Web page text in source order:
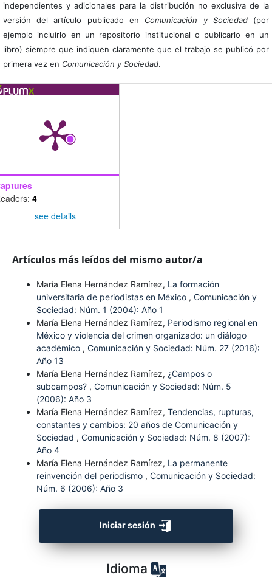
independientes y adicionales para la distribución no exclusiva de la
versión del artículo publicado en Comunicación y Sociedad(por
ejemplo incluirlo en un repositorio institucional o publicarlo en un
libro) siempre que indiquen claramente que el trabajo se publicó por
primera vez en Comunicación y Sociedad.
4
see details
Artículos más leídos del mismo autor/a
María Elena Hernández Ramírez, La formación
universitaria de periodistas en México , Comunicación y
Sociedad: Núm. 1 (2004): Año 1
María Elena Hernández Ramírez, Periodismo regional en
México y violencia del crimen organizado: un diálogo
académico , Comunicación y Sociedad: Núm. 27 (2016):
Año 13
María Elena Hernández Ramírez, ¿Campos o
subcampos? , Comunicación y Sociedad: Núm. 5
(2006): Año 3
María Elena Hernández Ramírez, Tendencias, rupturas,
constantes y cambios: 20 años de Comunicación y
Sociedad , Comunicación y Sociedad: Núm. 8 (2007):
Año 4
María Elena Hernández Ramírez, La permanente
reinvención del periodismo , Comunicación y Sociedad:
Núm. 6 (2006): Año 3
Iniciar sesión
Idioma